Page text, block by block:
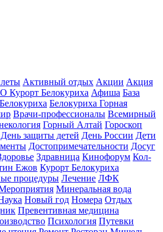
Активный отдых Акции Акция
Курорт Белокуриха Афиша База
Белокуриха Белокуриха Горная
Врачи-профессионалы Всемирный
Горный Алтай Гороскоп
День защиты детей День России Дети
Достопримечательности Досуг
Здравница Кинофорум Кол-
Ежов Курорт Белокуриха
процедуры Лечение ЛФК
Минеральная вода
Новый год Номера Отдых
Превентивная медицина
Психология Путевки